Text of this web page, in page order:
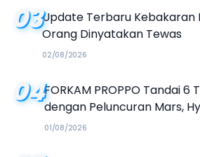
03Update Terbaru Kebakaran
Orang Dinyatakan Tewas
02/08/2026
04FORKAM PROPPO Tandai 6
dengan Peluncuran Mars,
Organisasi
01/08/2026